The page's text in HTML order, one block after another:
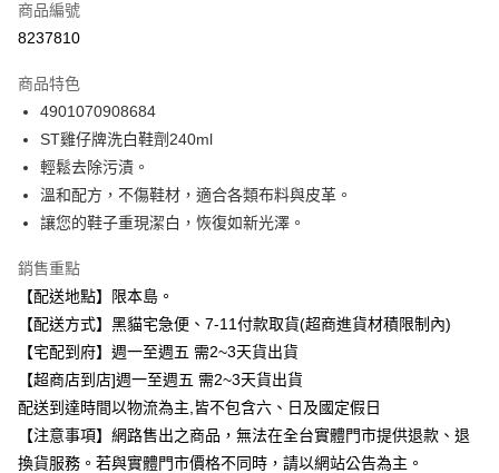
信用卡分期付款
合作金庫商業銀行
華南商業銀行
上海商業儲蓄銀行
國泰世華商業銀行
臺灣中小企業銀行
台中商業銀行
匯豐（台灣）商業銀行
華泰商業銀行
聯邦商業銀行
遠東國際商業銀行
元大商業銀行
台新國際商業銀行
台灣樂天信用卡公司
LINE Pay
Apple Pay
街口支付
悠遊付
Google Pay
全盈+PAY
大哥付你分期
相關說明
【大哥付你分期使用說明】
1.本服務由台灣大哥大提供，台灣大哥大用戶可立即使用無須另外申請。
ATM付款
商品編號
8237810
商品特色
4901070908684
ST雞仔牌洗白鞋劑240ml
輕鬆去除污漬。
溫和配方，不傷鞋材，適合各類布料與皮革。
讓您的鞋子重現潔白，恢復如新光澤。
銷售重點
【配送地點】限本島。
【配送方式】黑貓宅急便、7-11付款取貨(超商進貨材積限制內)
【宅配到府】週一至週五 需2~3天貨出貨
【超商店到店]週一至週五 需2~3天貨出貨
配送到達時間以物流為主,皆不包含六、日及國定假日
【注意事項】網路售出之商品，無法在全台實體門市提供退款、退
換貨服務。若與實體門市價格不同時，請以網站公告為主。